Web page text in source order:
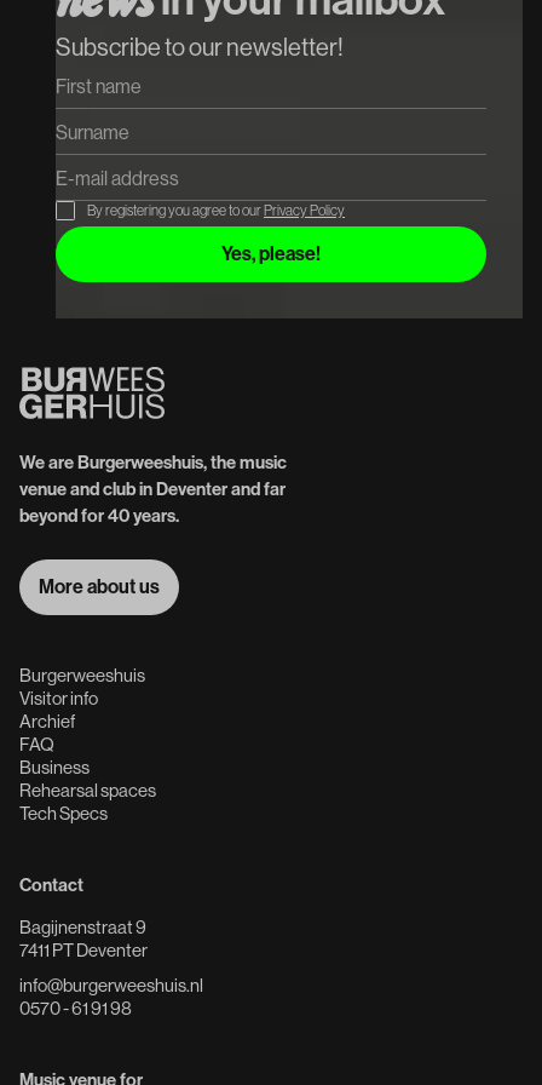
Subscribe to our newsletter!
By registering you agree to ourPrivacy Policy
We are Burgerweeshuis, the music
venue and club in Deventer and far
beyond for 40 years.
More about us
Burgerweeshuis
Visitor info
Archief
FAQ
Business
Rehearsal spaces
Tech Specs
Contact
Bagijnenstraat 9
7411 PT Deventer
info@burgerweeshuis.nl
0570 - 61 91 98
Music venue for